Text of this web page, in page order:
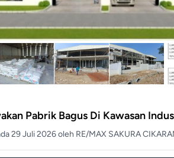
Pabrik Bagus Di Kawasan
29 Juli 2026 oleh RE/MAX SAKURA